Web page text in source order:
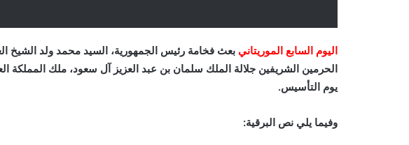
اليوم السابع الموريتاني بعث فخامة رئيس الجمهورية، السيد محمد ولد الشيخ
الحرمين الشريفين جلالة الملك سلمان بن عبد العزيز آل سعود، ملك المملكة
يوم التأسيس.
وفيما يلي نص البرقية: